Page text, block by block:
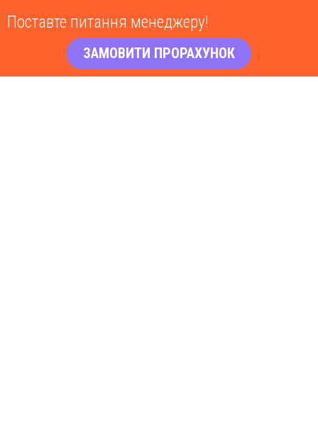
Поставте питання менеджеру!
ЗАМОВИТИ ПРОРАХУНОК